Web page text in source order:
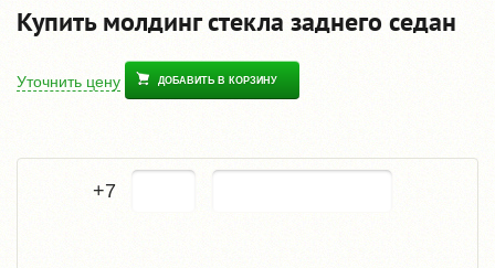
Купить молдинг стекла заднего седан
Уточнить цену ДОБАВИТЬ В КОРЗИНУ
+7